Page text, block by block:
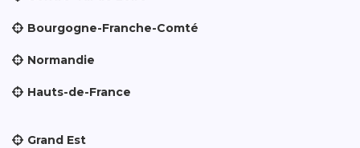
Bourgogne-Franche-Comté
Normandie
Hauts-de-France
Grand Est